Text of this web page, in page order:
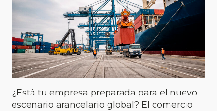
¿Está tu empresa preparada para el nuevo
escenario arancelario global? El comercio